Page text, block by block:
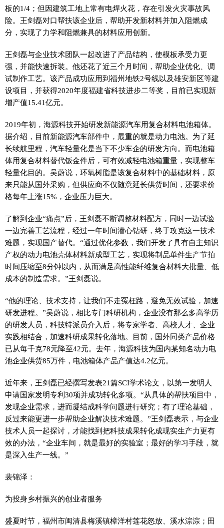
板的1/4；但因建筑工地上常有电焊火花，存在引发火灾事故风
险。王剑磊对口帮扶该企业后，帮助开发新材料并加入阻燃成
分，实现了力学和阻燃兼具的材料应用创新。
王剑磊与企业技术团队一起改进了产品结构，使模板承受力更
强，并能快速拆装。他还花了近三个月时间，帮助企业优化、调
试制作工艺。该产品成功应用到福州地铁2号线以及雄安新区等建
设项目，并获得2020年度福建省科技进步二等奖，目前已实现新
增产值15.41亿元。
2019年初，海源科技开始研发新能源汽车用复合材料电池箱体。
据介绍，目前新能源汽车部件中，最重的就是动力电池。为了延
长续航里程，汽车轻量化是当下不少车企的研发方向。而电池箱
体用复合材料替代钣金件后，可有效减轻电池箱重量，实现整车
轻量化目的。吴蔚说，环氧树脂是该复合材料中的基础材料，原
来只能从国外采购，但供应商不仅随意延长供货时间，还要求价
格每年上涨15%，企业压力巨大。
了解到企业“痛点”后，王剑磊不断调整材料配方，同时一边试验
一边完善工艺流程，经过一年时间潜心钻研，终于攻克这一技术
难题，实现国产替代。“通过优化参数，我们开发了具有自主知识
产权的动力电池壳体材料新成型工艺，实现将制品单件生产节拍
时间压缩至8分钟以内，从而满足高性能纤维复合材料大批量、低
成本的制造需求。”王剑磊说。
“他的理论、技术支持，让我们不走冤枉路，避免无效试验，加速
研发进程。”吴蔚说，相比专门科研机构，企业没有那么多高学历
的研发人员，科技特派员介入后，将专家学者、高校人才、企业
实践相结合，加速科研成果转化落地。目前，国外同类产品价格
已从每千克78元降至42元。去年，海源科技为国内某知名动力电
池企业供货85万件，电池箱体产品产值达4.2亿元。
近年来，王剑磊已经撰写发表21篇SCI学术论文，以第一发明人
申请国家发明专利30项并成功转化多项。“从具体的帮扶项目中，
发现企业需求，进而凝结成科学问题进行研究；有了理论基础，
反过来能更进一步帮助企业解决技术难题。”王剑磊表示，与企业
技术人员一起探讨，才能找到把科技成果转化成现实生产力更有
效的办法，“企业车间，就是最好的实验室；最好的学习手段，就
是深入生产一线。”
裴锦泽：
为投身乡村振兴的创业者服务
盛夏时节，福州市闽清县梅溪镇樟洋村莲花怒放、溪水淙淙；田